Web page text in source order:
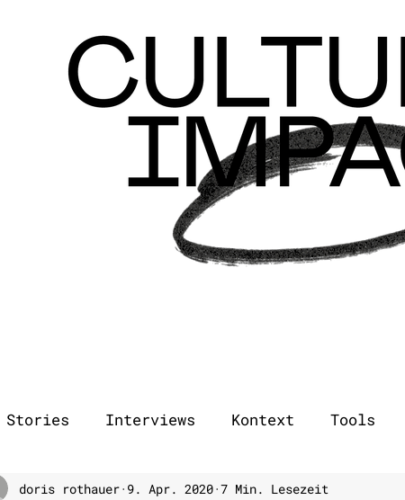
Stories Interviews Kontext Tools
doris rothauer 9. Apr. 2020 7 Min. Lesezeit